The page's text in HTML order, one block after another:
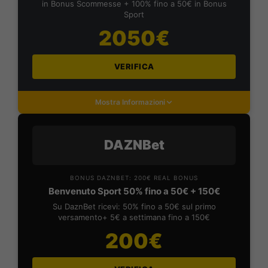
in Bonus Scommesse + 100% fino a 50€ in Bonus
Sport
2050€
VERIFICA
Mostra Informazioni
DAZNBet
BONUS DAZNBET: 200€ REAL BONUS
Benvenuto Sport 50% fino a 50€ + 150€
Su DaznBet ricevi: 50% fino a 50€ sul primo
versamento+ 5€ a settimana fino a 150€
200€